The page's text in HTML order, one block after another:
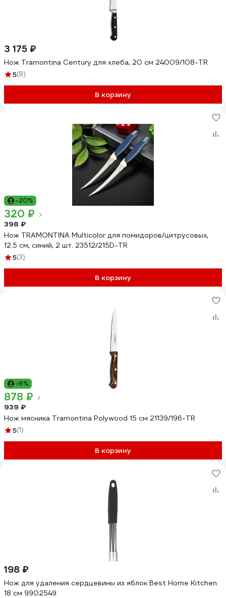
3 175 ₽
Нож Tramontina Century для хлеба, 20 см 24009/108-TR
5(8)
В корзину
-20%
320 ₽
398 ₽
Нож TRAMONTINA Multicolor для помидоров/цитрусовых,
12.5 см, синий, 2 шт. 23512/215D-TR
5(3)
В корзину
-6%
878 ₽
939 ₽
Нож мясника Tramontina Polywood 15 см 21139/196-TR
5(1)
В корзину
198 ₽
Нож для удаления сердцевины из яблок Best Home Kitchen
18 см 9902549